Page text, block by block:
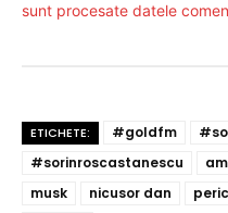
sunt procesate datele
ETICHETE: #goldfm
#sorinroscastanescu
musk
nicusor dan